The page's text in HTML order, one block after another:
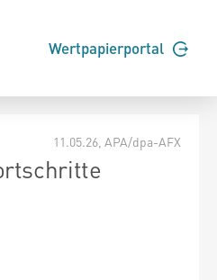
Wertpapierportal
11.05.26 , APA/dpa-AFX